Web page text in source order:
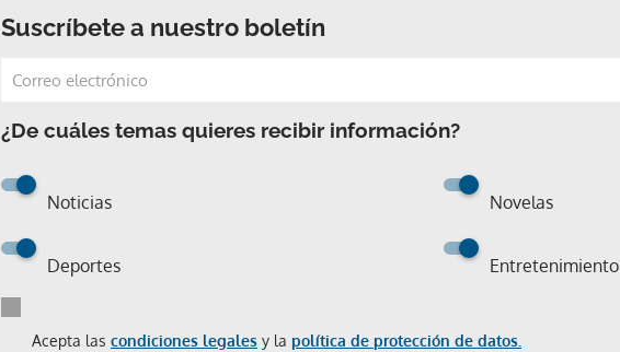
Suscríbete a nuestro boletín
¿De cuáles temas quieres recibir información?
Noticias Novelas
Deportes Entretenimiento
Acepta las condiciones legales y la política de protección de datos.